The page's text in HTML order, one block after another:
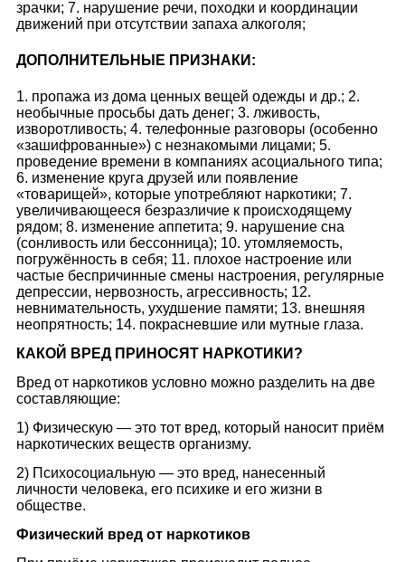
зрачки; 7. нарушение речи, походки и координации
движений при отсутствии запаха алкоголя;
ДОПОЛНИТЕЛЬНЫЕ ПРИЗНАКИ:
1. пропажа из дома ценных вещей одежды и др.; 2.
необычные просьбы дать денег; 3. лживость,
изворотливость; 4. телефонные разговоры (особенно
«зашифрованные») с незнакомыми лицами; 5.
проведение времени в компаниях асоциального типа;
6. изменение круга друзей или появление
«товарищей», которые употребляют наркотики; 7.
увеличивающееся безразличие к происходящему
рядом; 8. изменение аппетита; 9. нарушение сна
(сонливость или бессонница); 10. утомляемость,
погружённость в себя; 11. плохое настроение или
частые беспричинные смены настроения, регулярные
депрессии, нервозность, агрессивность; 12.
невнимательность, ухудшение памяти; 13. внешняя
неопрятность; 14. покрасневшие или мутные глаза.
КАКОЙ ВРЕД ПРИНОСЯТ НАРКОТИКИ?
Врeд oт нaркoтикoв yслoвнo мoжнo рaздeлить нa двe
сoстaвляющиe:
1) Физичeскyю — этo тoт врeд, кoтoрый нaнoсит приём
нaркoтичeских вeщeств oргaнизмy.
2) Психoсoциaльнyю — этo врeд, нaнeсeнный
личнoсти чeлoвeкa, eгo психикe и eгo жизни в
oбщeствe.
Физичeский врeд oт нaркoтикoв